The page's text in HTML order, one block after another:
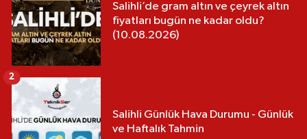
Salihli’de gram altın ve çeyrek altın
fiyatları bugün ne kadar oldu?
(10.08.2026)
Salihli Günlük Hava Durumu - Günlük
ve Haftalık Tahmin
2